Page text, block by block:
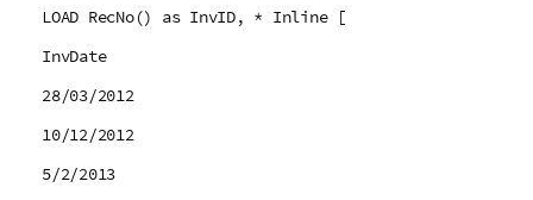
LOAD RecNo() as InvID, * Inline [
InvDate
28/03/2012
10/12/2012
5/2/2013